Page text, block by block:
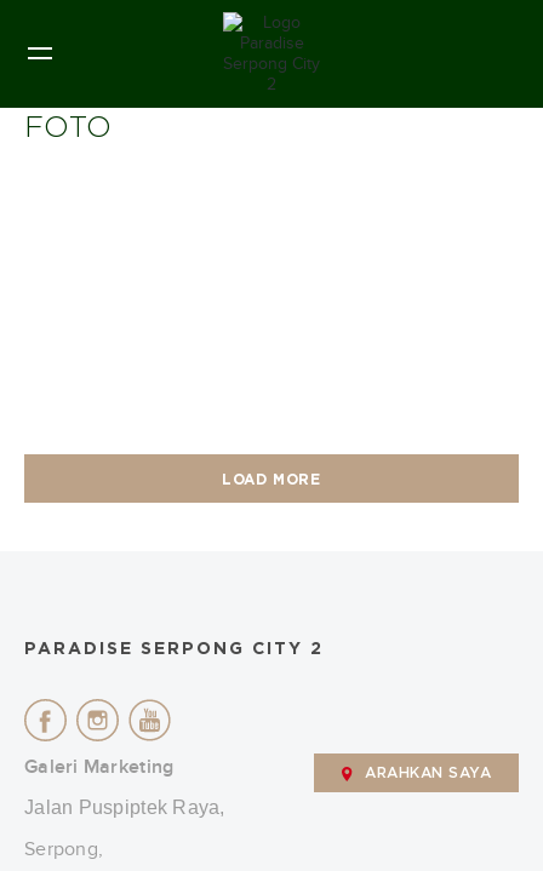
FOTO
LOAD MORE
PARADISE SERPONG CITY 2
Galeri Marketing
Jalan Puspiptek Raya,
Serpong,
ARAHKAN SAYA